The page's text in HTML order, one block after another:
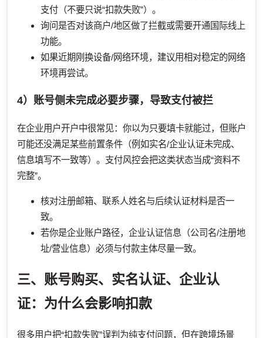
支付（不要只说“扣款失败”）。
询问是否对该商户/地区做了拦截或需要开通国际线上
功能。
如果近期刚换设备/网络环境，建议用相对稳定的网络
环境再尝试。
4）账号侧未完成必要步骤，导致支付被拦
在企业用户开户中很常见：你以为只要填卡就能过，但账户
可能还没满足某些前置条件（例如实名/企业认证未完成、
信息填写不一致等）。支付风控会把这类状态当成“资料不
完整”。
核对注册邮箱、联系人姓名与后续认证材料是否一
致。
若你是企业账户路径，企业认证信息（公司名/注册地
址/营业信息）必须与付款主体尽量一致。
三、账号购买、实名认证、企业认
证：为什么会影响扣款
很多用户把“扣款失败”误判为纯支付问题，但在跨境场景